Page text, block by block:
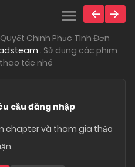
Chinh Phục Tình Đơn
. Sử dụng các phim
tác nhé
cầu đăng nhập
chapter và tham gia thảo